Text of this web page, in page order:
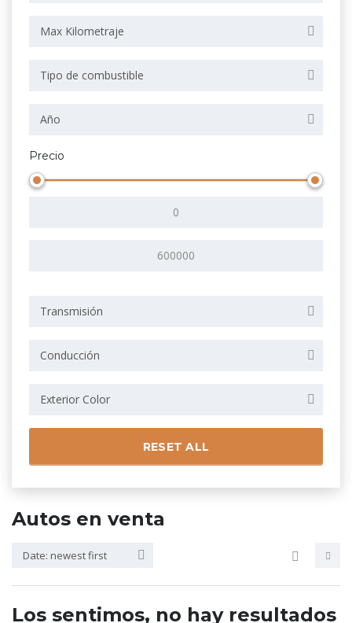
Max Kilometraje
Tipo de combustible
Año
Precio
Transmisión
Conducción
Exterior Color
RESET ALL
Autos en venta
Date: newest first
Los sentimos, no hay resultados